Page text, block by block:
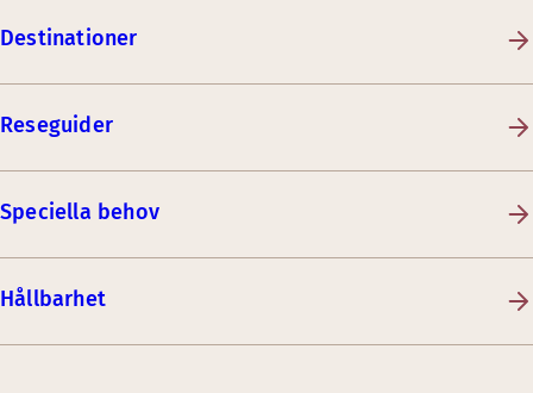
Destinationer
Reseguider
Speciella behov
Hållbarhet